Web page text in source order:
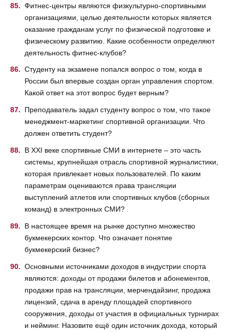
Фитнес-центры являются физкультурно-спортивными
организациями, целью деятельности которых является
оказание гражданам услуг по физической подготовке и
физическому развитию. Какие особенности определяют
деятельность фитнес-клубов?
Студенту на экзамене попался вопрос о том, когда в
России был впервые создан орган управления спортом.
Какой ответ на этот вопрос будет верным?
Преподаватель задал студенту вопрос о том, что такое
менеджмент-маркетинг спортивной организации. Что
должен ответить студент?
В XXI веке спортивные СМИ в интернете – это часть
системы, крупнейшая отрасль спортивной журналистики,
которая привлекает новых пользователей. По каким
параметрам оцениваются права трансляции
выступлений атлетов или спортивных клубов (сборных
команд) в электронных СМИ?
В настоящее время на рынке доступно множество
букмекерских контор. Что означает понятие
букмекерский бизнес?
Основными источниками доходов в индустрии спорта
являются: доходы от продажи билетов и абонементов,
продажи прав на трансляции, мерчендайзинг, продажа
лицензий, сдача в аренду площадей спортивного
сооружения, доходы от участия в официальных турнирах
и нейминг. Назовите ещё один источник дохода, который